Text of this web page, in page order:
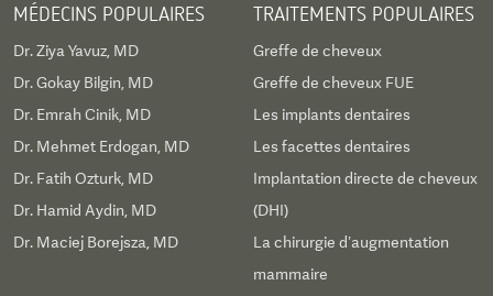
MÉDECINS POPULAIRES
Dr. Ziya Yavuz, MD
Dr. Gokay Bilgin, MD
Dr. Emrah Cinik, MD
Dr. Mehmet Erdogan, MD
Dr. Fatih Ozturk, MD
Dr. Hamid Aydin, MD
Dr. Maciej Borejsza, MD
TRAITEMENTS POPULAIRES
Greffe de cheveux
Greffe de cheveux FUE
Les implants dentaires
Les facettes dentaires
Implantation directe de cheveux
(DHI)
La chirurgie d’augmentation
mammaire